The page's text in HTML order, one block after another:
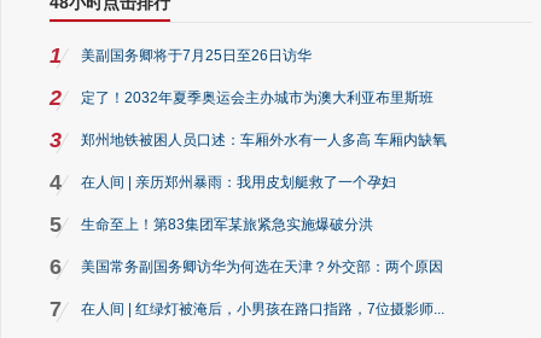
1 美副国务卿将于7月25日至26日访华
2 定了！2032年夏季奥运会主办城市为澳大利亚布里斯班
3 郑州地铁被困人员口述：车厢外水有一人多高 车厢内缺氧
4 在人间 | 亲历郑州暴雨：我用皮划艇救了一个孕妇
5 生命至上！第83集团军某旅紧急实施爆破分洪
6 美国常务副国务卿访华为何选在天津？外交部：两个原因
7 在人间 | 红绿灯被淹后，小男孩在路口指路，7位摄影师...